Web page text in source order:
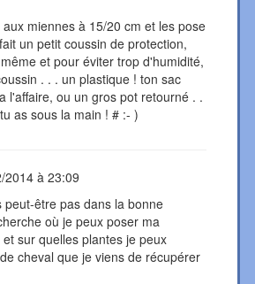
miennes à 15/20 cm et les pose
un petit coussin de protection,
et pour éviter trop d'humidité,
. . . un plastique ! ton sac
l'affaire, ou un gros pot retourné . .
as sous la main ! # :- )
2014 à 23:09
peut-être pas dans la bonne
où je peux poser ma
sur quelles plantes je peux
cheval que je viens de récupérer